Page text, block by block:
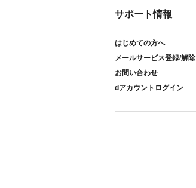
サポート情報
はじめての方へ
メールサービス登録/解除
お問い合わせ
dアカウントログイン